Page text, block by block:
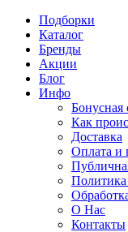
Подборки
Каталог
Бренды
Акции
Блог
Инфо
Бонусная
Как
Доставка
Оплата и
Политика
О Нас
Контакты